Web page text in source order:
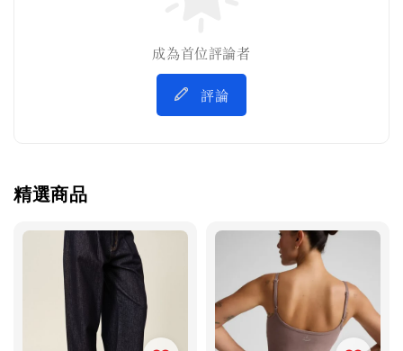
成為首位評論者
評論
精選商品